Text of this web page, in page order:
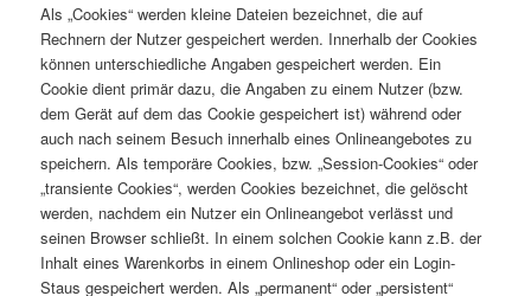
Als „Cookies“ werden kleine Dateien bezeichnet, die auf
Rechnern der Nutzer gespeichert werden. Innerhalb der Cookies
können unterschiedliche Angaben gespeichert werden. Ein
Cookie dient primär dazu, die Angaben zu einem Nutzer (bzw.
dem Gerät auf dem das Cookie gespeichert ist) während oder
auch nach seinem Besuch innerhalb eines Onlineangebotes zu
speichern. Als temporäre Cookies, bzw. „Session-Cookies“ oder
„transiente Cookies“, werden Cookies bezeichnet, die gelöscht
werden, nachdem ein Nutzer ein Onlineangebot verlässt und
seinen Browser schließt. In einem solchen Cookie kann z.B. der
Inhalt eines Warenkorbs in einem Onlineshop oder ein Login-
Staus gespeichert werden. Als „permanent“ oder „persistent“